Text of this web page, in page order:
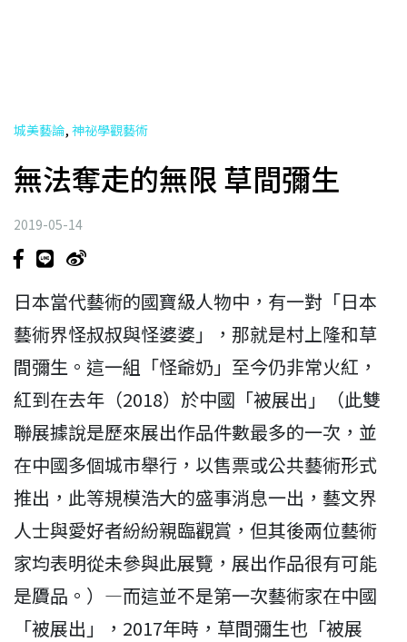
城美藝論, 神祕學觀藝術
無法奪走的無限 草間彌生
2019-05-14
日本當代藝術的國寶級人物中，有一對「日本
藝術界怪叔叔與怪婆婆」，那就是村上隆和草
間彌生。這一組「怪爺奶」至今仍非常火紅，
紅到在去年（2018）於中國「被展出」（此雙
聯展據說是歷來展出作品件數最多的一次，並
在中國多個城市舉行，以售票或公共藝術形式
推出，此等規模浩大的盛事消息一出，藝文界
人士與愛好者紛紛親臨觀賞，但其後兩位藝術
家均表明從未參與此展覽，展出作品很有可能
是贗品。）—而這並不是第一次藝術家在中國
「被展出」，2017年時，草間彌生也「被展